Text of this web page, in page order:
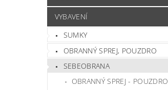
VYBAVENÍ
SUMKY
OBRANNÝ SPREJ, POUZDRO
SEBEOBRANA
OBRANNÝ SPREJ - POUZDRO